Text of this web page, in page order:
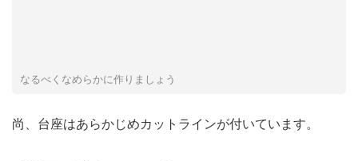
なるべくなめらかに作りましょう
尚、台座はあらかじめカットラインが付いています。